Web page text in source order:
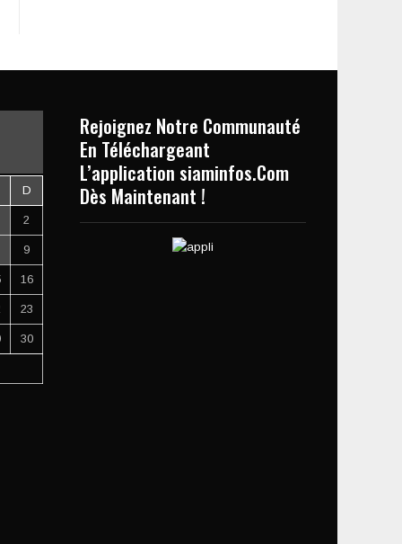
D
2
9
16
23
30
Rejoignez Notre Communauté
En Téléchargeant
L’application siaminfos.Com
Dès Maintenant !